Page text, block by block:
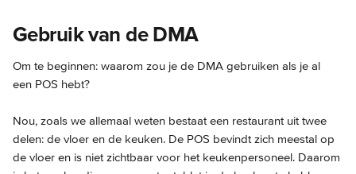
Gebruik van de DMA
Om te beginnen: waarom zou je de DMA gebruiken als je al
een POS hebt?
Nou, zoals we allemaal weten bestaat een restaurant uit twee
delen: de vloer en de keuken. De POS bevindt zich meestal op
de vloer en is niet zichtbaar voor het keukenpersoneel. Daarom